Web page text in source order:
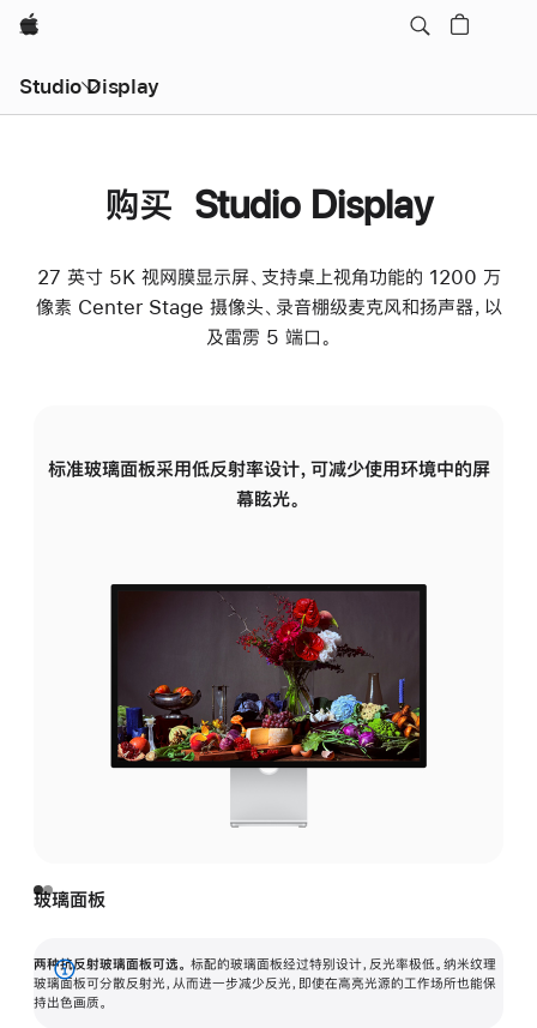
Apple
Studio Display
购买 Studio Display
27 英寸 5K 视网膜显示屏、支持桌上视角功能的 1200 万
像素 Center Stage 摄像头、录音棚级麦克风和扬声器，以
及雷雳 5 端口。
标准玻璃面板采用低反射率设计，可减少使用环境中的屏
幕眩光。
玻璃面板
两种抗反射玻璃面板可选。 标配的玻璃面板经过特别设计，反光率极低。纳米纹理
玻璃面板可分散反射光，从而进一步减少反光，即使在高亮光源的工作场所也能保
持出色画质。
展
开